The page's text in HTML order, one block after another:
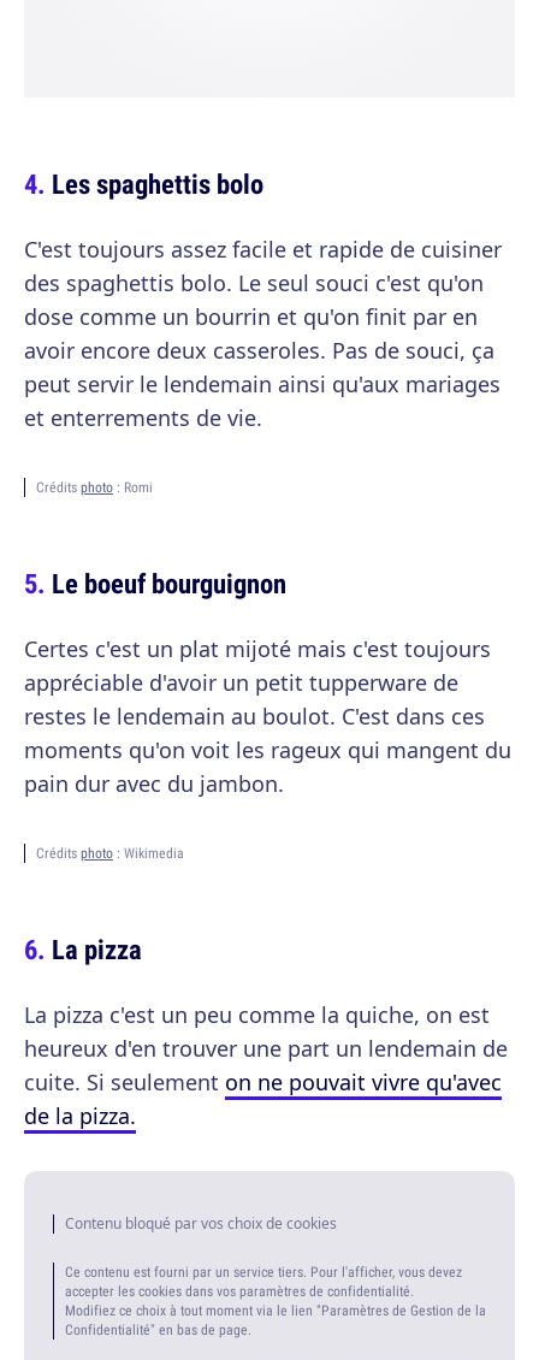
Les spaghettis bolo
C'est toujours assez facile et rapide de cuisiner
des spaghettis bolo. Le seul souci c'est qu'on
dose comme un bourrin et qu'on finit par en
avoir encore deux casseroles. Pas de souci, ça
peut servir le lendemain ainsi qu'aux mariages
et enterrements de vie.
Crédits photo : Romi
Le boeuf bourguignon
Certes c'est un plat mijoté mais c'est toujours
appréciable d'avoir un petit tupperware de
restes le lendemain au boulot. C'est dans ces
moments qu'on voit les rageux qui mangent du
pain dur avec du jambon.
Crédits photo : Wikimedia
La pizza
La pizza c'est un peu comme la quiche, on est
heureux d'en trouver une part un lendemain de
cuite. Si seulement on ne pouvait vivre qu'avec
de la pizza.
Contenu bloqué par vos choix de cookies
Ce contenu est fourni par un service tiers. Pour l'afficher, vous devez
accepter les cookies dans vos paramètres de confidentialité.
Modifiez ce choix à tout moment via le lien "Paramètres de Gestion de la
Confidentialité" en bas de page.